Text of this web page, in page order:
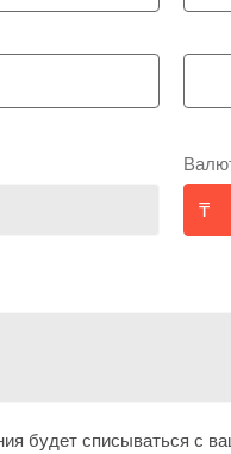
будет списываться с